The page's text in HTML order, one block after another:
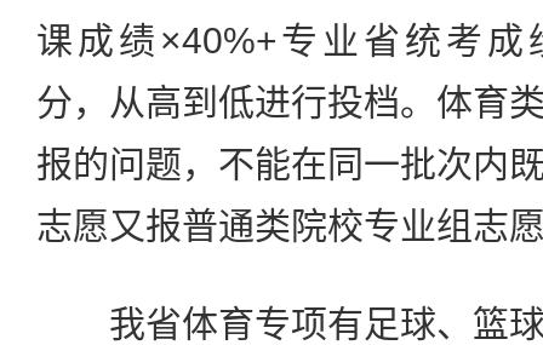
课成绩×40%+专业省统考成
分，从高到低进行投档。体育
报的问题，不能在同一批次内
志愿又报普通类院校专业组志
我省体育专项有足球、篮球